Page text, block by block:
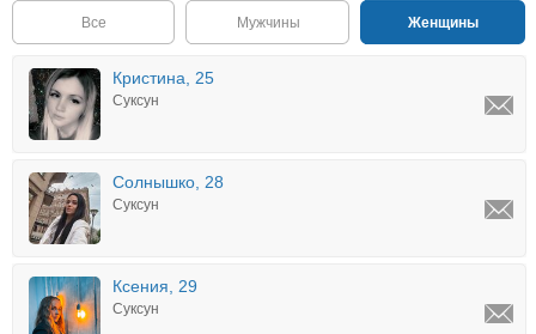
Все Мужчины Женщины
Кристина, 25
Суксун
Солнышко, 28
Суксун
Ксения, 29
Суксун